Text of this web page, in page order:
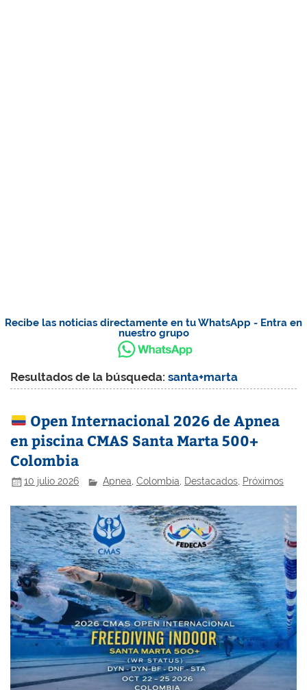
Recibe las noticias directamente en tu WhatsApp - Entra en
nuestro grupo
Resultados de la búsqueda:santa+marta
Open Internacional 2026 de Apnea
en piscina CMAS Santa Marta 500+
Colombia
10 julio 2026 Apnea,Colombia, Destacados, Próximos